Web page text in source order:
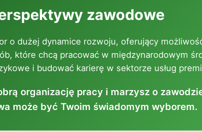
zawodowe
o dużej dynamice rozwoju, oferujący
które chcą pracować w międzynarodowym
i budować karierę w sektorze usług
organizację pracy i marzysz o
może być Twoim świadomym wyborem.